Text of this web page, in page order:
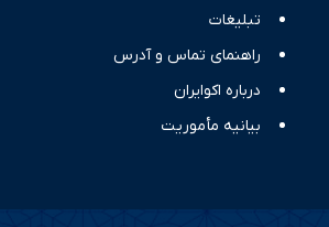
تبلیغات
راهنمای تماس و آدرس
درباره اکوایران
بیانیه مأموریت